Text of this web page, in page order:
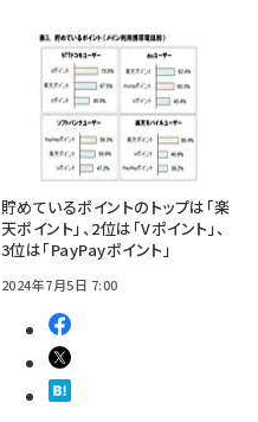
貯めているポイントのトップは「楽
天ポイント」、2位は「Vポイント」、
3位は「PayPayポイント」
2024年7月5日 7:00